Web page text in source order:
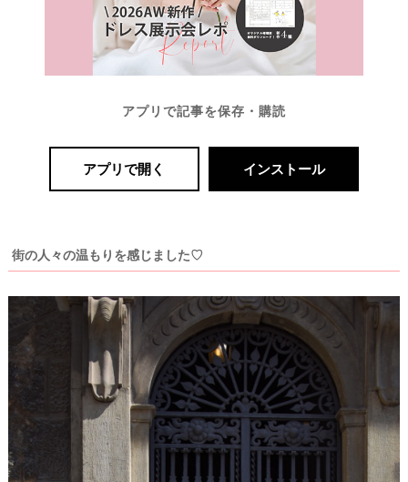
アプリで記事を保存・購読
アプリで開く インストール
街の人々の温もりを感じました♡